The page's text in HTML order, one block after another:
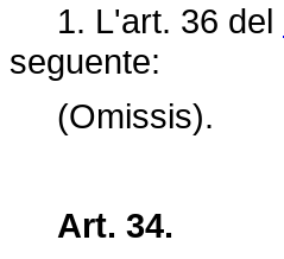
1. L'art. 36 del
seguente:
(Omissis).
Art. 34.